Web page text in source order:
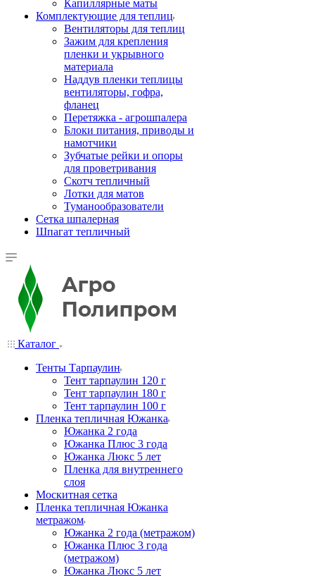
Капиллярные маты
Комплектующие для теплиц
Вентиляторы для теплиц
Зажим для крепления
пленки и укрывного
материала
Наддув пленки теплицы
вентиляторы, гофра,
фланец
Перетяжка - агрошпалера
Блоки питания, приводы и
намотчики
Зубчатые рейки и опоры
для проветривания
Скотч тепличный
Лотки для матов
Туманообразователи
Сетка шпалерная
Шпагат тепличный
Каталог
Тенты Тарпаулин
Тент тарпаулин 120 г
Тент тарпаулин 180 г
Тент тарпаулин 100 г
Пленка тепличная Южанка
Южанка 2 года
Южанка Плюс 3 года
Южанка Люкс 5 лет
Пленка для внутреннего
слоя
Москитная сетка
Пленка тепличная Южанка
метражом
Южанка 2 года (метражом)
Южанка Плюс 3 года
(метражом)
Южанка Люкс 5 лет